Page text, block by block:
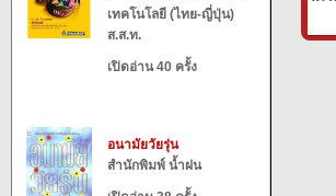
เทคโนโลยี (ไทย-ญี่ปุ่น)
ส.ส.ท.
เปิดอ่าน 40 ครั้ง
อนามัยวัยรุ่น
สำนักพิมพ์ น้ำฝน